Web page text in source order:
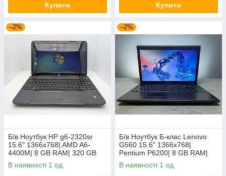
Купити Купити
–2%
Б/в Ноутбук HP g6-2320sr
15.6" 1366x768| AMD A6-
4400M| 8 GB RAM| 320 GB
HDD| Radeon HD 7520G
В наявності 1 од.
–2%
Б/в Ноутбук Б-клас Lenovo
G560 15.6" 1366x768|
Pentium P6200| 8 GB RAM|
120 GB SSD| HD
В наявності 1 од.